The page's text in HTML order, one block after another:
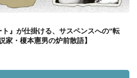
』が仕掛ける、サスペンスへの“転
家・榎本憲男の炉前散語】